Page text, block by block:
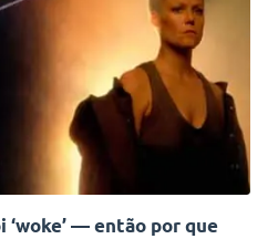
— então por que